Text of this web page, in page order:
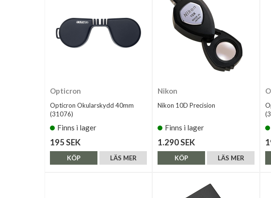
Opticron
Opticron Okularskydd 40mm
(31076)
Finns i lager
195 SEK
LÄS MER
KÖP
Nikon
Nikon 10D Precision
Finns i lager
1.290 SEK
LÄS MER
KÖP